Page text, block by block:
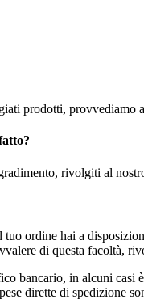
prodotti,
rivolgiti al
ordine hai a
di questa facoltà,
bancario, in alcuni casi
dirette di spedizione